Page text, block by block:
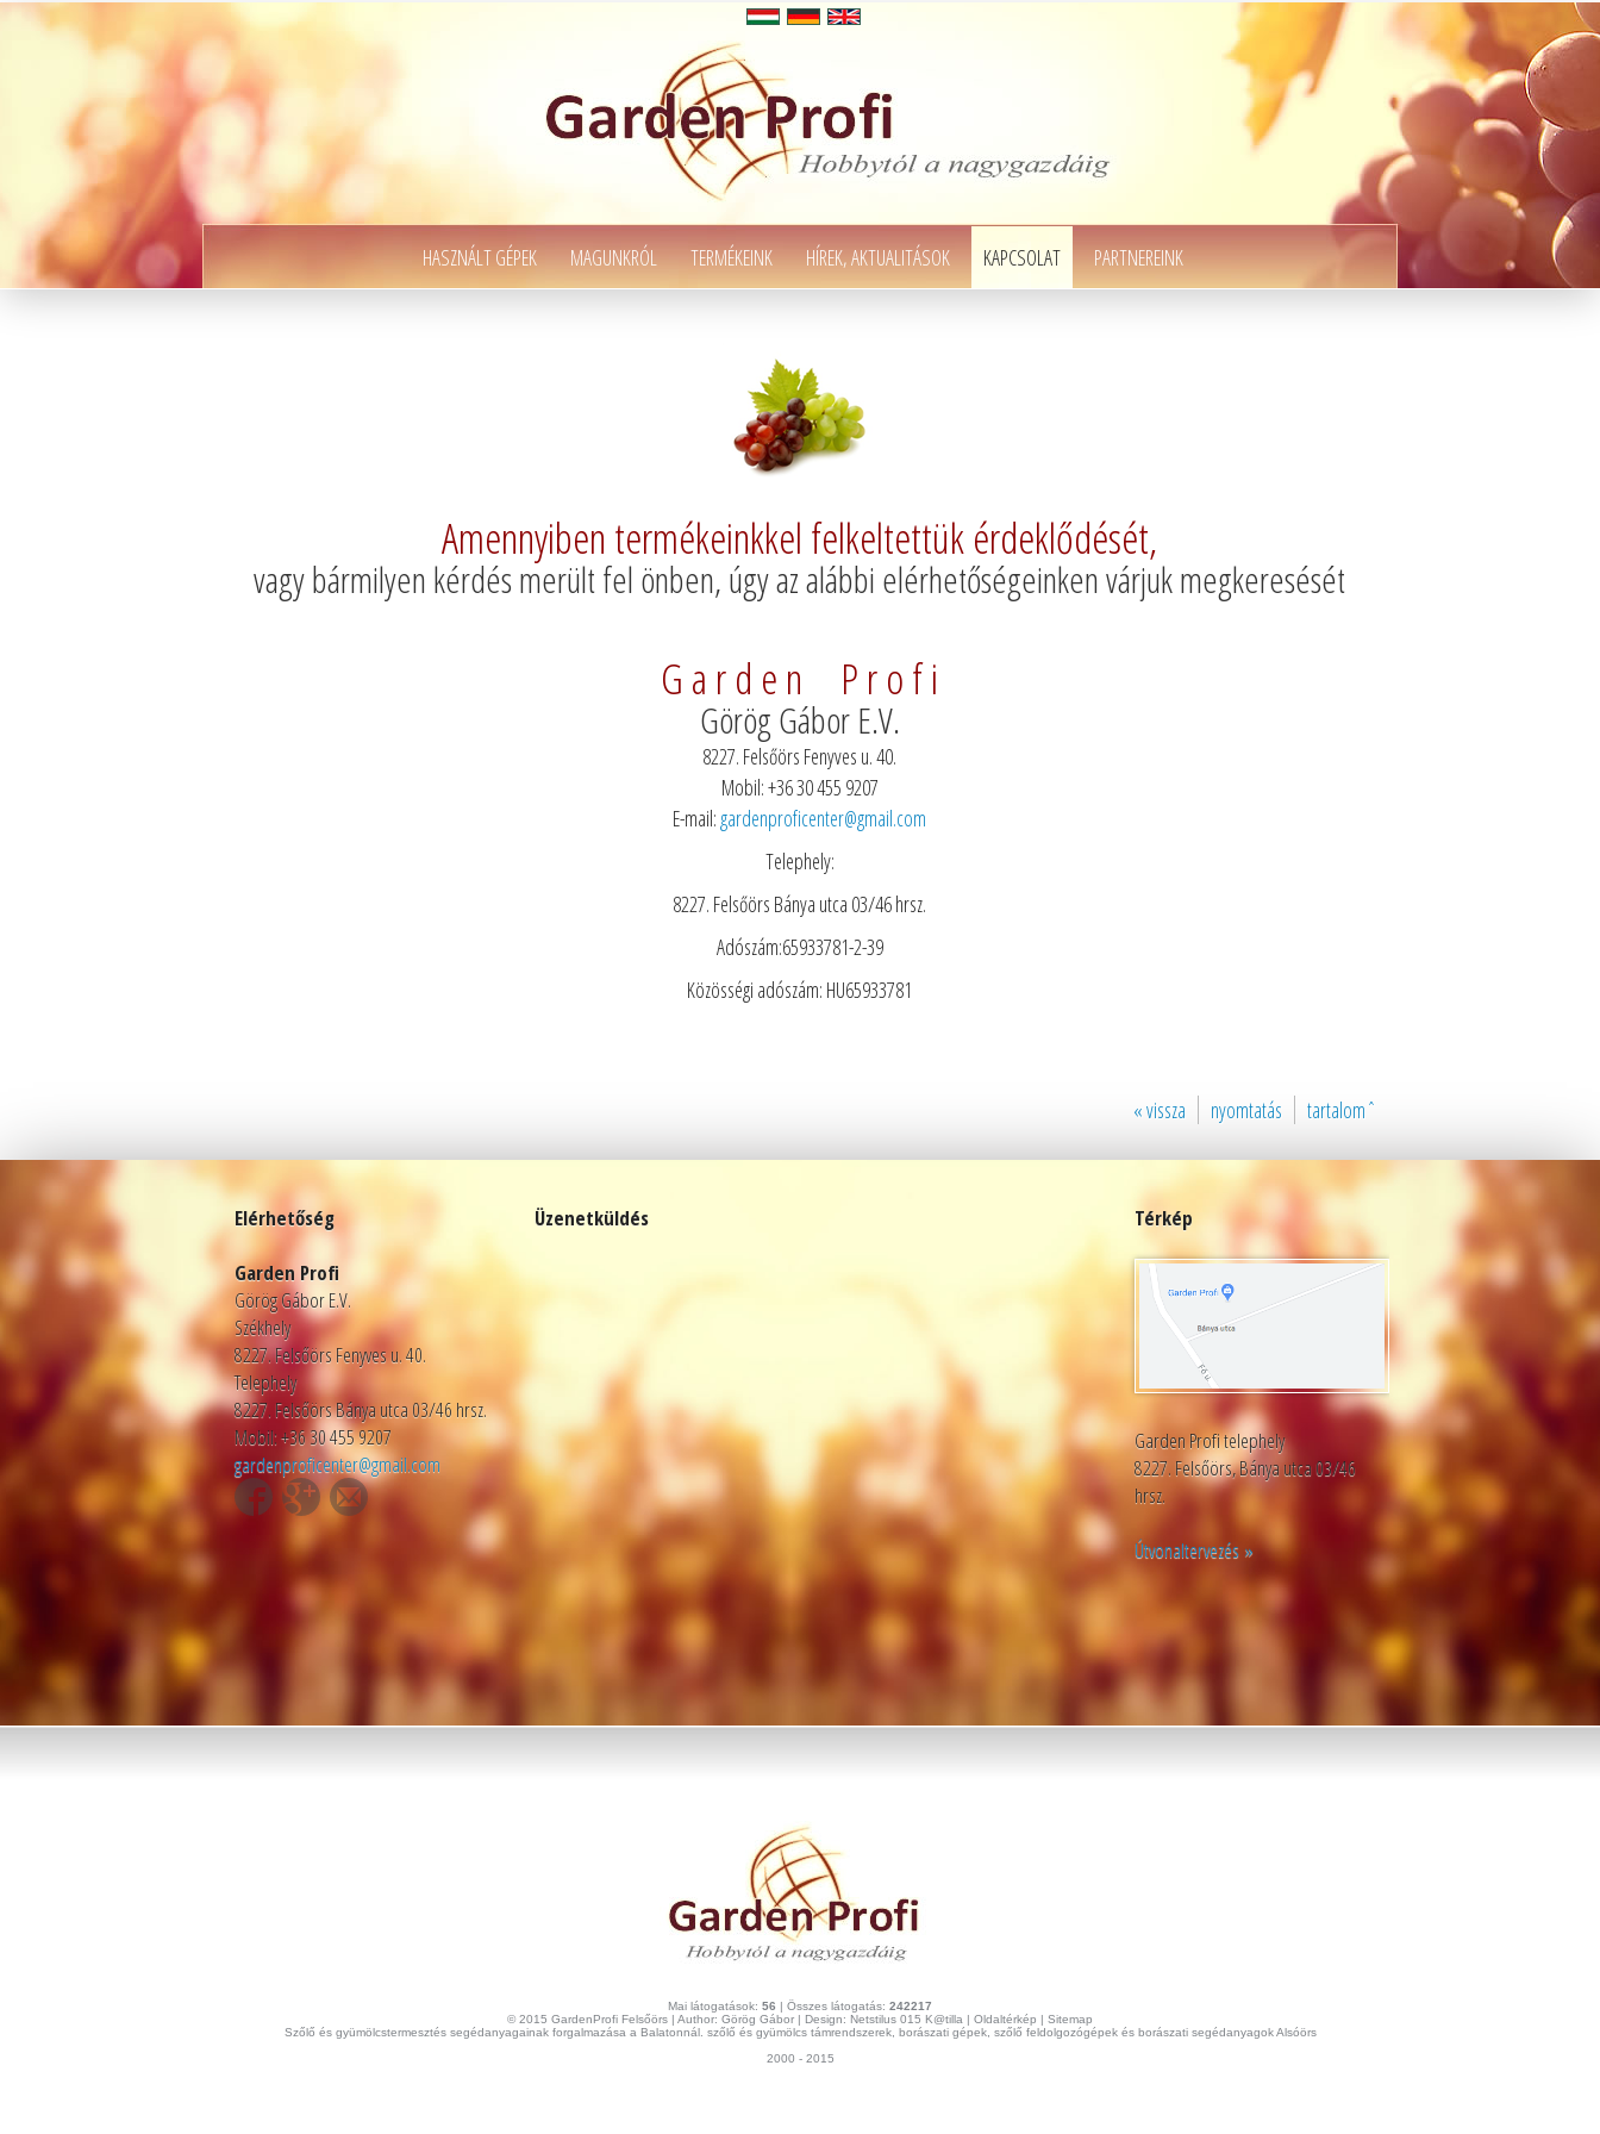
HASZNÁLT GÉPEK MAGUNKRÓL TERMÉKEINK HÍREK, AKTUALITÁSOK KAPCSOLAT PARTNEREINK
Amennyiben termékeinkkel felkeltettük érdeklődését,
vagy bármilyen kérdés merült fel önben, úgy az alábbi elérhetőségeinken várjuk megkeresését
G a r d e n P r o f i
Görög Gábor E.V.
8227. Felsőörs Fenyves u. 40.
Mobil: +36 30 455 9207
E-mail:gardenproficenter@gmail.com
Telephely:
8227. Felsőörs Bánya utca 03/46 hrsz.
Adószám:65933781-2-39
Közösségi adószám: HU65933781
tartalomˆ
nyomtatás
« vissza
Elérhetőség
Garden Profi
Görög Gábor E.V.
Székhely
8227. Felsőörs Fenyves u. 40.
Telephely
8227. Felsőörs Bánya utca 03/46 hrsz.
Mobil: +36 30 455 9207
gardenproficenter@gmail.com
Üzenetküldés Térkép
Garden Profi telephely
8227. Felsőörs, Bánya utca 03/46
hrsz.
Útvonaltervezés »
Mai látogatások: 56 | Összes látogatás: 242217
© 2015 GardenProfi Felsőörs | Author: Görög Gábor | Design: Netstilus 015 K@tilla | Oldaltérkép | Sitemap
Szőlő és gyümölcstermesztés segédanyagainak forgalmazása a Balatonnál. szőlő és gyümölcs támrendszerek, borászati gépek, szőlő feldolgozógépek és borászati segédanyagok Alsóörs
2000 - 2015